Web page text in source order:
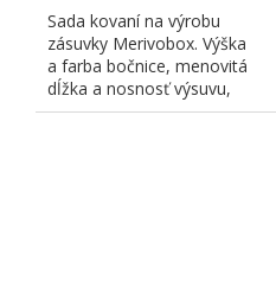
Sada kovaní na výrobu
zásuvky Merivobox. Výška
a farba bočnice, menovitá
dĺžka a nosnosť výsuvu,
typ čelného kovania...